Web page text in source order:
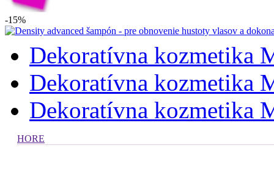
-15%
Dekoratívna kozmetika
Dekoratívna kozmetika
Dekoratívna kozmetika
HORE